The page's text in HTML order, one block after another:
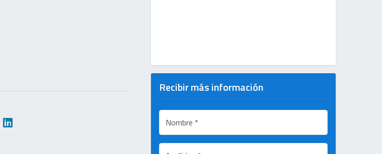
Recibir más información
Nombre *